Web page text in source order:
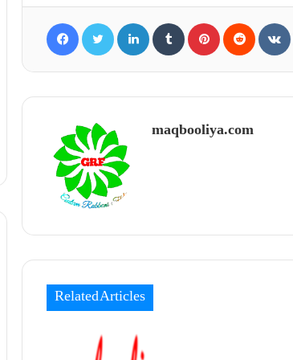
maqbooliya.com
Related Articles